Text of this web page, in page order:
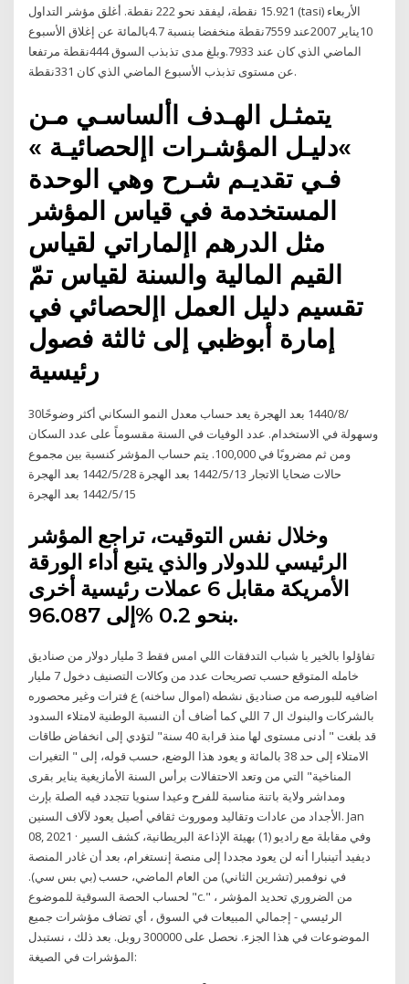
15.921 نقطة، ليفقد نحو 222 نقطة. أغلق مؤشر التداول (tasi) الأربعاء
10يناير 2007عند 7559نقطة منخفضا بنسبة 4.7بالمائة عن إغلاق الأسبوع
الماضي الذي كان عند 7933.وبلغ مدى تذبذب السوق 444نقطة مرتفعا
عن مستوى تذبذب الأسبوع الماضي الذي كان 331نقطة.
يتمثـل الهـدف األساسـي مـن
»دليـل المؤشـرات اإلحصائيـة »
فـي تقديـم شـرح وهي الوحدة
المستخدمة في قياس المؤشر
مثل الدرهم اإلماراتي لقياس
القيم المالية والسنة لقياس تمّ
تقسيم دليل العمل اإلحصائي في
إمارة أبوظبي إلى ثالثة فصول
رئيسية
30‏‏/8‏‏/1440 بعد الهجرة يعد حساب معدل النمو السكاني أكثر وضوحًا
وسهولة في الاستخدام. عدد الوفيات في السنة مقسوماً على عدد السكان
ومن ثم مضروبًا في 100,000. يتم حساب المؤشر كنسبة بين مجموع
حالات ضحايا الاتجار 13‏‏/5‏‏/1442 بعد الهجرة 28‏‏/5‏‏/1442 بعد الهجرة
15‏‏/5‏‏/1442 بعد الهجرة
وخلال نفس التوقيت، تراجع المؤشر
الرئيسي للدولار والذي يتبع أداء الورقة
الأمريكة مقابل 6 عملات رئيسية أخرى
بنحو 0.2 %إلى 96.087.
تفاؤلوا بالخير يا شباب التدفقات اللي امس فقط 3 مليار دولار من صناديق
خامله المتوقع حسب تصريحات عدد من وكالات التصنيف دخول 7 مليار
اضافيه للبورصه من صناديق نشطه (اموال ساخنه) ع فترات وغير محصوره
بالشركات والبنوك ال 7 اللي كما أضاف أن النسبة الوطنية لامتلاء السدود
قد بلغت " أدنى مستوى لها منذ قرابة 40 سنة" لتؤدي إلى انخفاض طاقات
الامتلاء إلى حد 38 بالمائة و يعود هذا الوضع، حسب قوله، إلى " التغيرات
المناخية" التي من وتعد الاحتفالات برأس السنة الأمازيغية يناير بقرى
ومداشر ولاية باتنة مناسبة للفرح وعيدا سنويا تتجدد فيه الصلة بإرث
الأجداد من عادات وتقاليد وموروث ثقافي أصيل يعود لآلاف السنين. Jan
08, 2021 · وفي مقابلة مع راديو (1) بهيئة الإذاعة البريطانية، كشف السير
ديفيد أتينبارا أنه لن يعود مجددا إلى منصة إنستغرام، بعد أن غادر المنصة
في نوفمبر (تشرين الثاني) من العام الماضي، حسب (بي بس سي).
لحساب الحصة السوقية للموضوع "c." ، من الضروري تحديد المؤشر
الرئيسي - إجمالي المبيعات في السوق ، أي تضاف مؤشرات جميع
الموضوعات في هذا الجزء. نحصل على 300000 روبل. بعد ذلك ، نستبدل
المؤشرات في الصيغة: